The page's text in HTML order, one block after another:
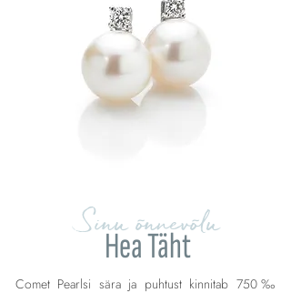
Sinu õnnevõlu
Hea Täht
Comet Pearlsi sära ja puhtust kinnitab 750‰